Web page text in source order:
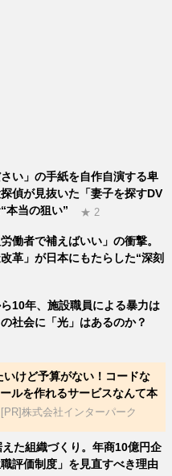
さい」の手紙を自作自演する卑
偵が見抜いた「妻子を探すDV
本当の狙い”
★ 2
働者で補えばいい」の衝撃。
革」が日本にもたらした“深刻
10年、施設職員による暴力は
社会に「光」はあるのか？
いけど予算がない！コードな
ルを作れるサービスなんて本
[PR]株式会社インターパーク
た組織づくり。年商10億円企
評価制度」を見直すべき理由